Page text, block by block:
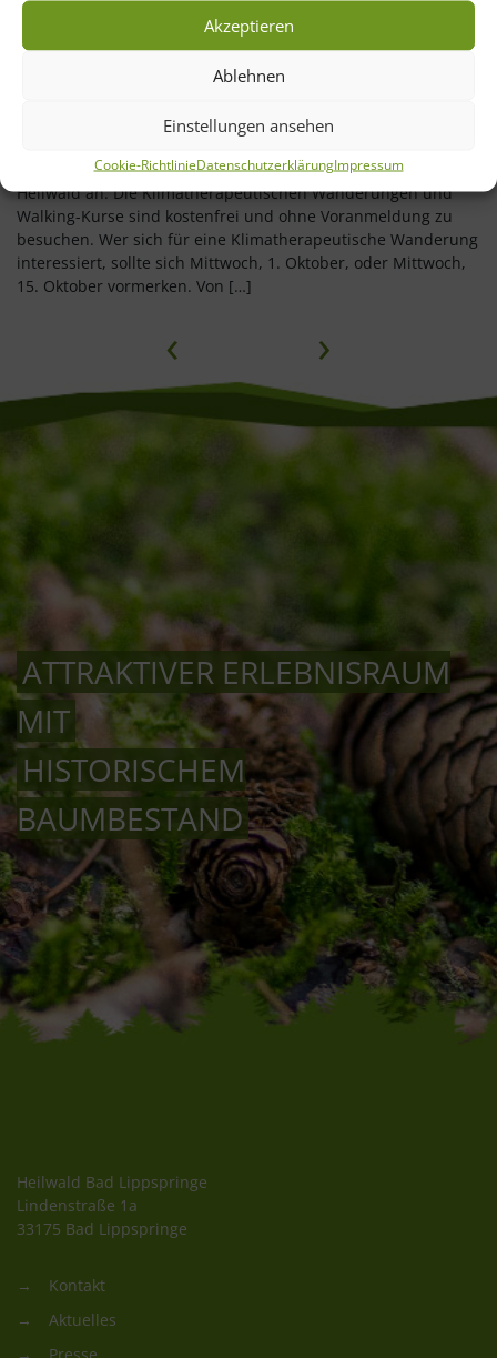
Akzeptieren
Ablehnen
Einstellungen ansehen
Cookie-RichtlinieDatenschutzerklärungImpressum
Neue Gesundheitsangebote im
Heilwald Bad Lippspringe
In Zusammenarbeit mit der Gartenschau und der Stadt Bad
(MZG) im Oktober erstmalig vier Gesundheitskurse im
Heilwald an. Die Klimatherapeutischen Wanderungen und
Walking-Kurse sind kostenfrei und ohne Voranmeldung zu
besuchen. Wer sich für eine Klimatherapeutische Wanderung
interessiert, sollte sich Mittwoch, 1. Oktober, oder Mittwoch,
15. Oktober vormerken. Von […]
‹ ›
ATTRAKTIVER ERLEBNISRAUM
MIT
HISTORISCHEM
BAUMBESTAND
Heilwald Bad Lippspringe
Lindenstraße 1a
33175 Bad Lippspringe
Kontakt
Aktuelles